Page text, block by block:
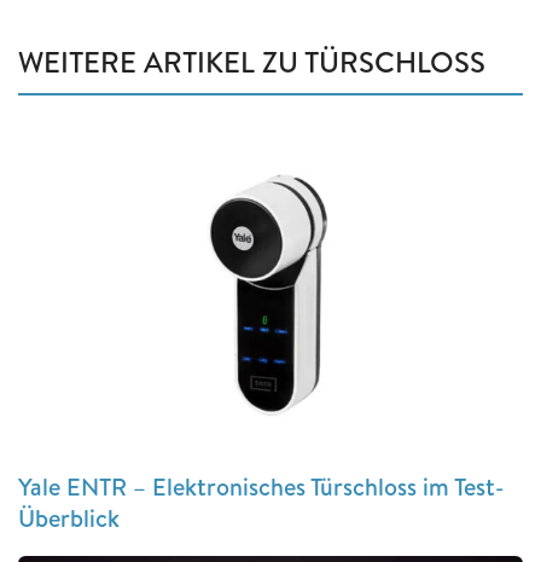
WEITERE ARTIKEL ZU TÜRSCHLOSS
Yale ENTR – Elektronisches Türschloss im Test-
Überblick